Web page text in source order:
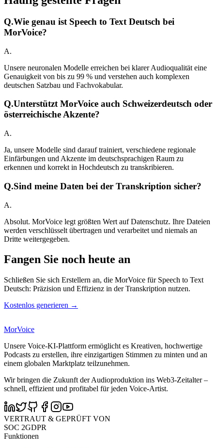
Q.Wie genau ist Speech to Text Deutsch bei
MorVoice?
A.
Unsere neuronalen Modelle erreichen bei klarer Audioqualität eine
Genauigkeit von bis zu 99 % und verstehen auch komplexen
deutschen Satzbau und Fachvokabular.
Q.Unterstützt MorVoice auch Schweizerdeutsch oder
österreichische Akzente?
A.
Ja, unsere Modelle sind darauf trainiert, verschiedene regionale
Einfärbungen und Akzente im deutschsprachigen Raum zu
erkennen und korrekt in Hochdeutsch zu transkribieren.
Q.Sind meine Daten bei der Transkription sicher?
A.
Absolut. MorVoice legt größten Wert auf Datenschutz. Ihre Dateien
werden verschlüsselt übertragen und verarbeitet und niemals an
Dritte weitergegeben.
Fangen Sie noch heute an
Schließen Sie sich Erstellern an, die MorVoice für Speech to Text
Deutsch: Präzision und Effizienz in der Transkription nutzen.
Kostenlos generieren →
MorVoice
Unsere Voice-KI-Plattform ermöglicht es Kreativen, hochwertige
Podcasts zu erstellen, ihre einzigartigen Stimmen zu minten und an
einem globalen Marktplatz teilzunehmen.
Wir bringen die Zukunft der Audioproduktion ins Web3-Zeitalter –
schnell, effizient und profitabel für jeden Voice-Artist.
VERTRAUT & GEPRÜFT VON
SOC 2GDPR
Funktionen